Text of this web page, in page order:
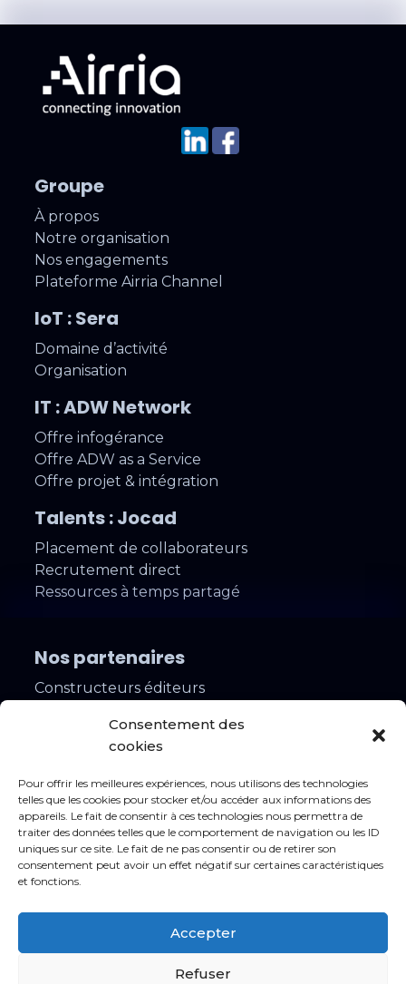
Consentement des
cookies
Pour offrir les meilleures expériences, nous utilisons des technologies
telles que les cookies pour stocker et/ou accéder aux informations des
appareils. Le fait de consentir à ces technologies nous permettra de
traiter des données telles que le comportement de navigation ou les ID
uniques sur ce site. Le fait de ne pas consentir ou de retirer son
consentement peut avoir un effet négatif sur certaines caractéristiques
et fonctions.
Accepter
Refuser
Groupe
À propos
Notre organisation
Nos engagements
Plateforme Airria Channel
IoT : Sera
Domaine d’activité
Organisation
IT : ADW Network
Offre infogérance
Offre ADW as a Service
Offre projet & intégration
Talents : Jocad
Placement de collaborateurs
Recrutement direct
Ressources à temps partagé
Nos partenaires
Constructeurs éditeurs
Contacts
Rejoindre notre réseau
Lancer votre projet
Nos agences
Nos offres d’emploi
Conditions générales
Protection des données
Politique de cookies